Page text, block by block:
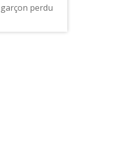
perdu